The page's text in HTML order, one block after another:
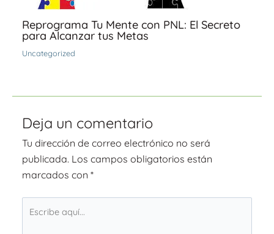
Reprograma Tu Mente con PNL: El Secreto
para Alcanzar tus Metas
Uncategorized
Deja un comentario
Tu dirección de correo electrónico no será
publicada. Los campos obligatorios están
marcados con *